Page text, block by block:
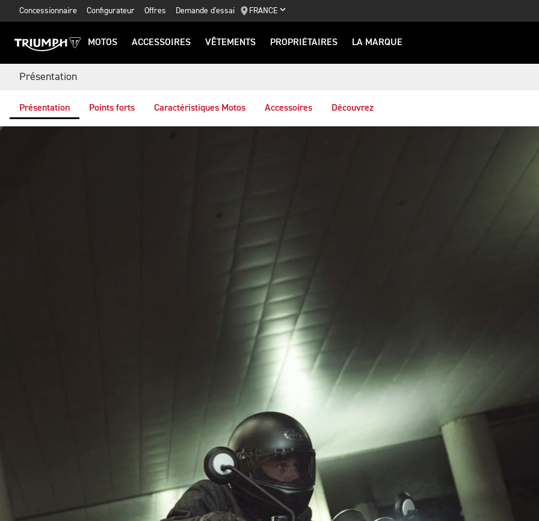
Concessionnaire Configurateur Offres Demande d'essai FRANCE
MOTOS ACCESSOIRES VÊTEMENTS PROPRIÉTAIRES LA MARQUE
Présentation
Présentation Points forts Caractéristiques Motos Accessoires Découvrez